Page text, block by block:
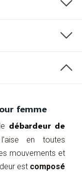
femme
débardeur de
en toutes
mouvements et
est composé